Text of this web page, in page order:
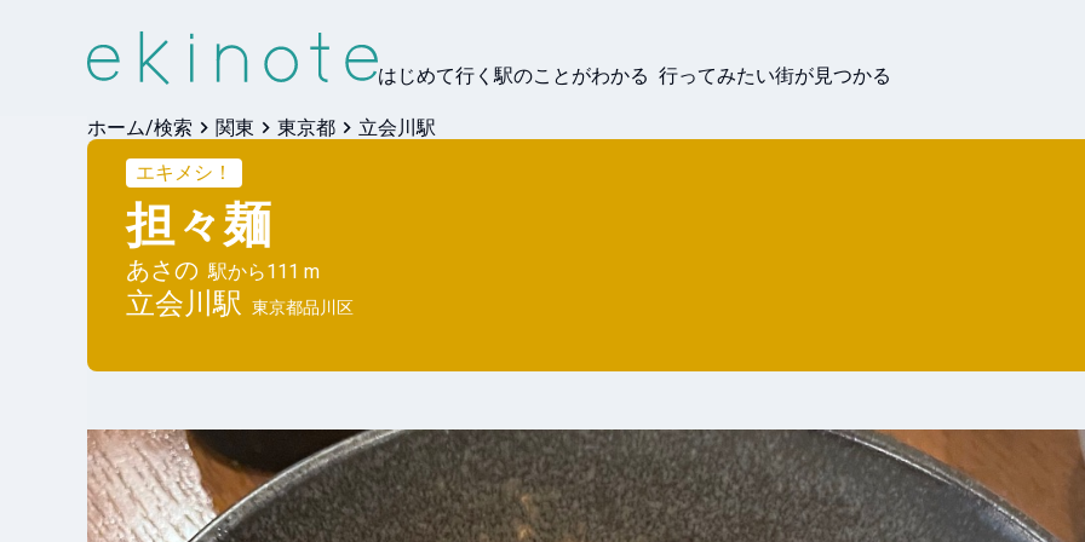
はじめて行く駅のことがわかる 行ってみたい街が見つかる
ホーム/検索 関東 東京都
立会川駅
エキメシ！
担々麺
あさの 駅から111 m
立会川駅 東京都品川区